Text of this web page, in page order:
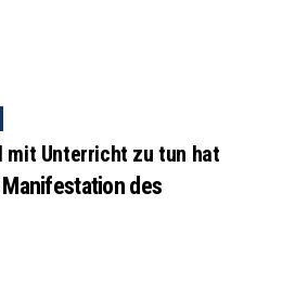
mit Unterricht zu tun hat
des